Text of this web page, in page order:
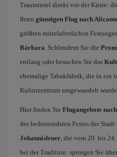
Trauminsel direkt vor der Küste:
Ihren günstigen Flug nach
größten mittelalterlichen
Bárbara. Schlendern Sie die
entlang oder besuchen Sie das
ehemalige Tabakfabrik, die in ein
Kulturzentrum umgewandelt
Hier finden Sie Flugangebote
des bedeutendsten Festes der
Johannisfeuer, die vom 20. bis
bei der Tradition: springen Sie